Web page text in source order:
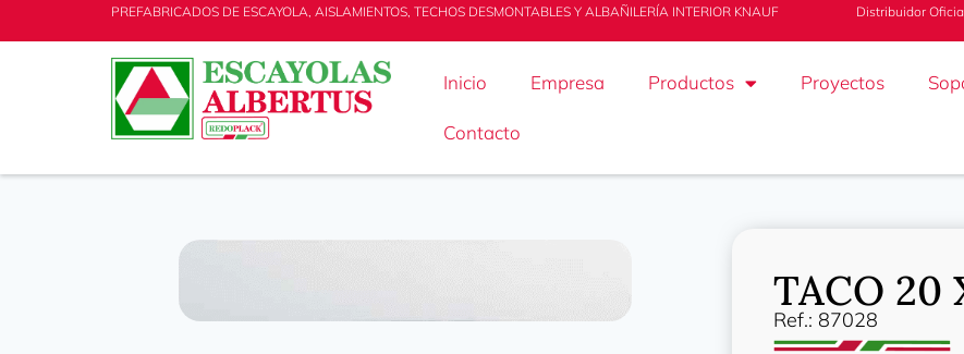
PREFABRICADOS DE ESCAYOLA, AISLAMIENTOS, TECHOS DESMONTABLES Y ALBAÑILERÍA INTERIOR KNAUF Distribuidor
Inicio Empresa Productos Proyectos
Contacto
TACO 20
Ref.: 87028